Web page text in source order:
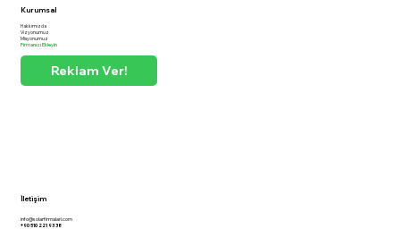
Kurumsal
Hakkımızda
Vizyonumuz
Misyonumuz
Firmanızı Ekleyin
Reklam Ver!
İletişim
info@solarfirmalari.com
+90 510 221 93 38